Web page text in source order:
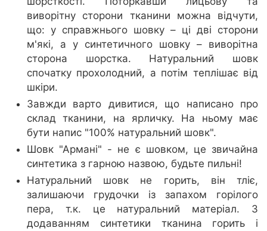
виворітну сторони тканини можна відчути,
що: у справжнього шовку – ці дві сторони
м'які, а у синтетичного шовку – виворітна
сторона шорстка. Натуральний шовк
спочатку прохолодний, а потім теплішає від
шкіри.
Завжди варто дивитися, що написано про
склад тканини, на ярличку. На ньому має
бути напис "100% натуральний шовк".
Шовк "Армані" - не є шовком, це звичайна
синтетика з гарною назвою, будьте пильні!
Натуральний шовк не горить, він тліє,
залишаючи грудочки із запахом горілого
пера, т.к. це натуральний матеріал. З
додаванням синтетики тканина горить і